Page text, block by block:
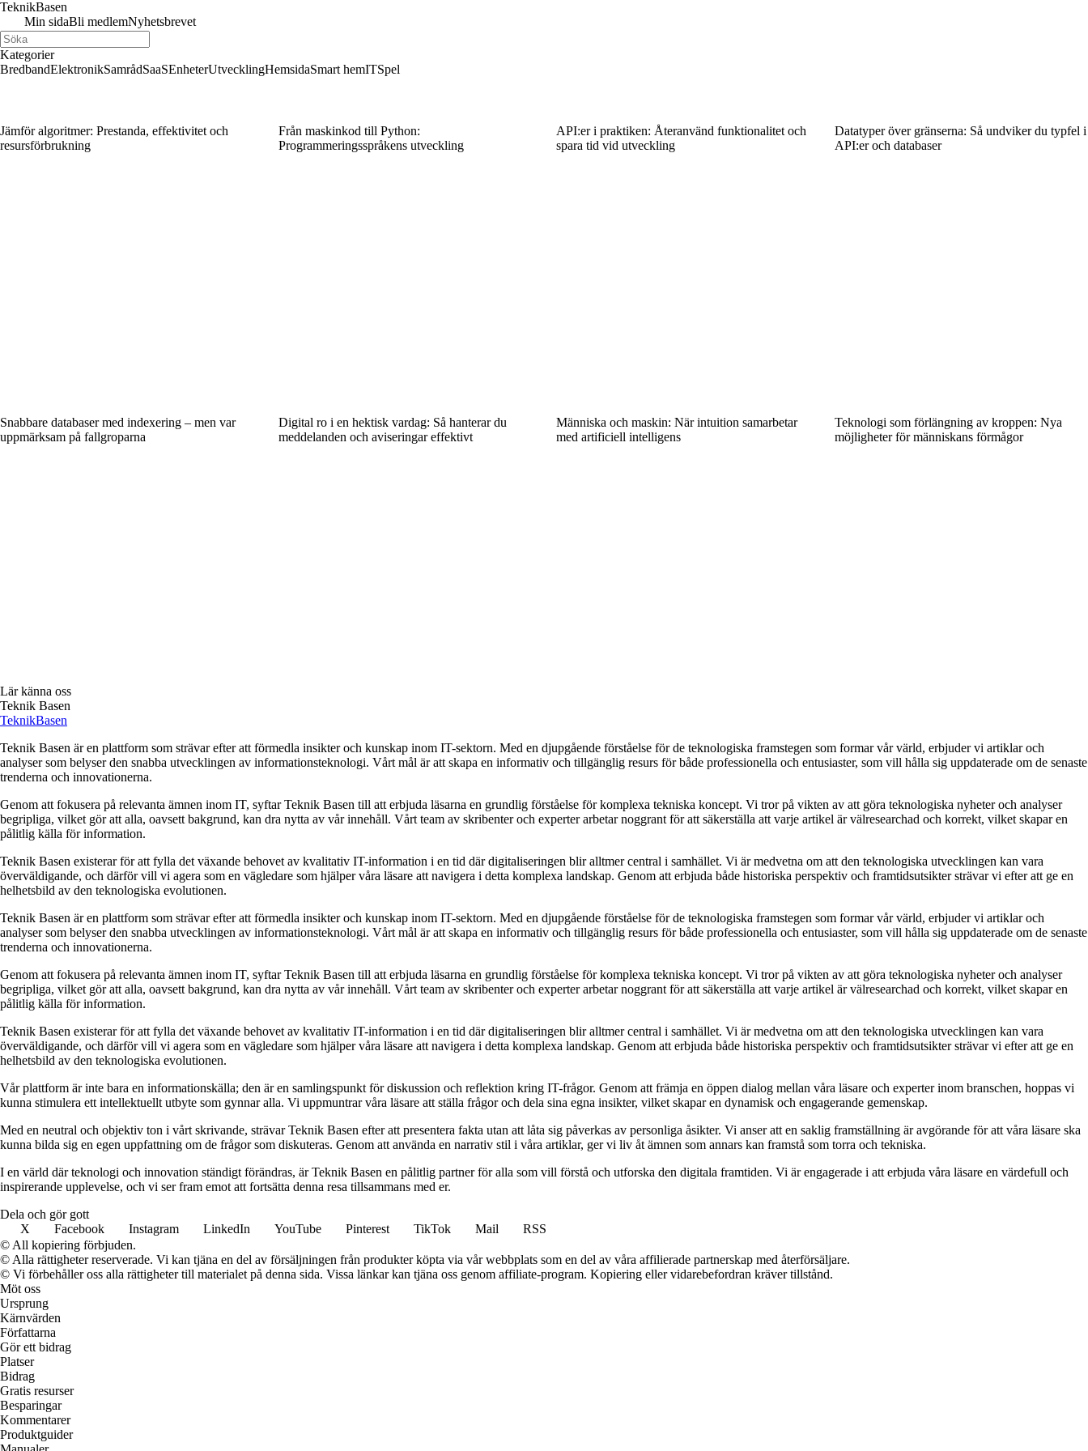
TeknikBasen
Min sidaBli medlemNyhetsbrevet
Kategorier
BredbandElektronikSamrådSaaSEnheterUtvecklingHemsidaSmart hemITSpel
Jämför algoritmer: Prestanda, effektivitet och
resursförbrukning
Från maskinkod till Python:
Programmeringsspråkens utveckling
API:er i praktiken: Återanvänd funktionalitet och
spara tid vid utveckling
Datatyper över gränserna: Så undviker du typfel i
API:er och databaser
Snabbare databaser med indexering – men var
uppmärksam på fallgroparna
Digital ro i en hektisk vardag: Så hanterar du
meddelanden och aviseringar effektivt
Människa och maskin: När intuition samarbetar
med artificiell intelligens
Teknologi som förlängning av kroppen: Nya
möjligheter för människans förmågor
Lär känna oss
Teknik Basen
TeknikBasen
Teknik Basen är en plattform som strävar efter att förmedla insikter och kunskap inom IT-sektorn. Med en djupgående förståelse för de teknologiska framstegen som formar vår värld, erbjuder vi artiklar och
analyser som belyser den snabba utvecklingen av informationsteknologi. Vårt mål är att skapa en informativ och tillgänglig resurs för både professionella och entusiaster, som vill hålla sig uppdaterade om de senaste
trenderna och innovationerna.
Genom att fokusera på relevanta ämnen inom IT, syftar Teknik Basen till att erbjuda läsarna en grundlig förståelse för komplexa tekniska koncept. Vi tror på vikten av att göra teknologiska nyheter och analyser
begripliga, vilket gör att alla, oavsett bakgrund, kan dra nytta av vår innehåll. Vårt team av skribenter och experter arbetar noggrant för att säkerställa att varje artikel är välresearchad och korrekt, vilket skapar en
pålitlig källa för information.
Teknik Basen existerar för att fylla det växande behovet av kvalitativ IT-information i en tid där digitaliseringen blir alltmer central i samhället. Vi är medvetna om att den teknologiska utvecklingen kan vara
överväldigande, och därför vill vi agera som en vägledare som hjälper våra läsare att navigera i detta komplexa landskap. Genom att erbjuda både historiska perspektiv och framtidsutsikter strävar vi efter att ge en
helhetsbild av den teknologiska evolutionen.
Teknik Basen är en plattform som strävar efter att förmedla insikter och kunskap inom IT-sektorn. Med en djupgående förståelse för de teknologiska framstegen som formar vår värld, erbjuder vi artiklar och
analyser som belyser den snabba utvecklingen av informationsteknologi. Vårt mål är att skapa en informativ och tillgänglig resurs för både professionella och entusiaster, som vill hålla sig uppdaterade om de senaste
trenderna och innovationerna.
Genom att fokusera på relevanta ämnen inom IT, syftar Teknik Basen till att erbjuda läsarna en grundlig förståelse för komplexa tekniska koncept. Vi tror på vikten av att göra teknologiska nyheter och analyser
begripliga, vilket gör att alla, oavsett bakgrund, kan dra nytta av vår innehåll. Vårt team av skribenter och experter arbetar noggrant för att säkerställa att varje artikel är välresearchad och korrekt, vilket skapar en
pålitlig källa för information.
Teknik Basen existerar för att fylla det växande behovet av kvalitativ IT-information i en tid där digitaliseringen blir alltmer central i samhället. Vi är medvetna om att den teknologiska utvecklingen kan vara
överväldigande, och därför vill vi agera som en vägledare som hjälper våra läsare att navigera i detta komplexa landskap. Genom att erbjuda både historiska perspektiv och framtidsutsikter strävar vi efter att ge en
helhetsbild av den teknologiska evolutionen.
Vår plattform är inte bara en informationskälla; den är en samlingspunkt för diskussion och reflektion kring IT-frågor. Genom att främja en öppen dialog mellan våra läsare och experter inom branschen, hoppas vi
kunna stimulera ett intellektuellt utbyte som gynnar alla. Vi uppmuntrar våra läsare att ställa frågor och dela sina egna insikter, vilket skapar en dynamisk och engagerande gemenskap.
Med en neutral och objektiv ton i vårt skrivande, strävar Teknik Basen efter att presentera fakta utan att låta sig påverkas av personliga åsikter. Vi anser att en saklig framställning är avgörande för att våra läsare ska
kunna bilda sig en egen uppfattning om de frågor som diskuteras. Genom att använda en narrativ stil i våra artiklar, ger vi liv åt ämnen som annars kan framstå som torra och tekniska.
I en värld där teknologi och innovation ständigt förändras, är Teknik Basen en pålitlig partner för alla som vill förstå och utforska den digitala framtiden. Vi är engagerade i att erbjuda våra läsare en värdefull och
inspirerande upplevelse, och vi ser fram emot att fortsätta denna resa tillsammans med er.
Dela och gör gott
X
Facebook Instagram LinkedIn YouTube Pinterest TikTok Mail
RSS
© All kopiering förbjuden.
© Alla rättigheter reserverade. Vi kan tjäna en del av försäljningen från produkter köpta via vår webbplats som en del av våra affilierade partnerskap med återförsäljare.
© Vi förbehåller oss alla rättigheter till materialet på denna sida. Vissa länkar kan tjäna oss genom affiliate-program. Kopiering eller vidarebefordran kräver tillstånd.
Möt oss
Ursprung
Kärnvärden
Författarna
Gör ett bidrag
Platser
Bidrag
Gratis resurser
Besparingar
Kommentarer
Produktguider